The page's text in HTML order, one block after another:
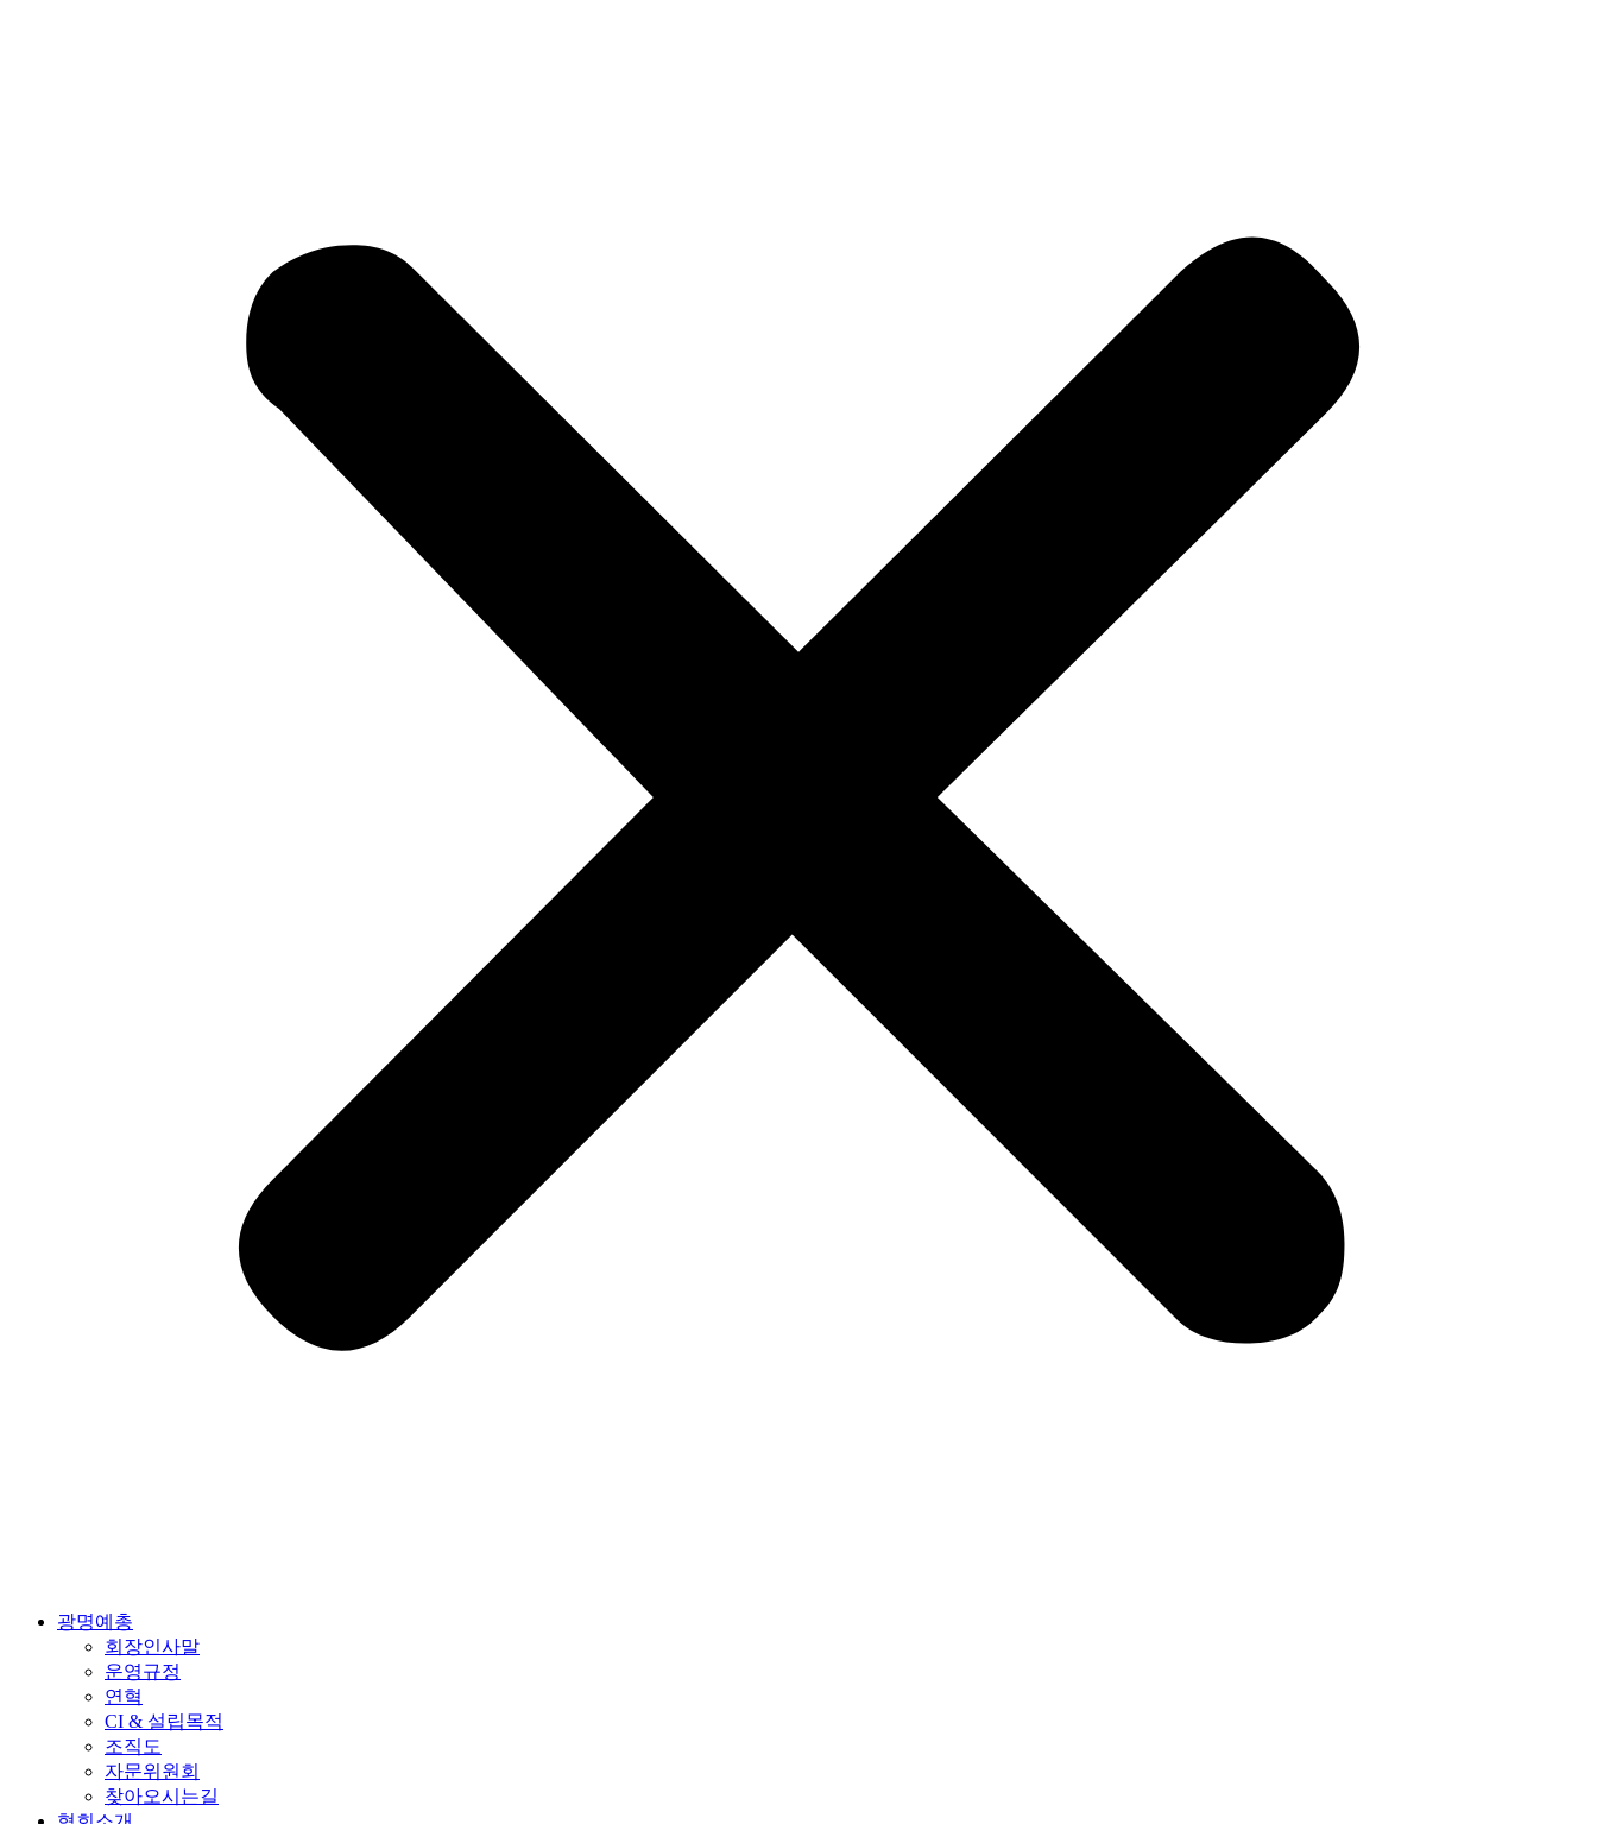
광명예총
회장인사말
운영규정
연혁
CI & 설립목적
조직도
자문위원회
찾아오시는길